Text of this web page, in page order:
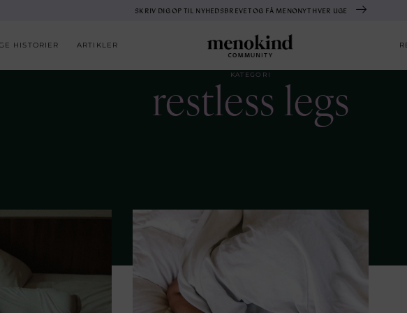
SKRIV DIG OP TIL NYHEDSBREVET OG FÅ MENONYT HVER UGE
HISTORIER ARTIKLER
KATEGORI
restless legs